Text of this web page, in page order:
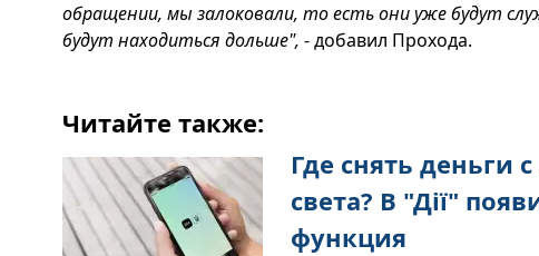
обращении, мы залоковали, то есть они уже будут
будут находиться дольше", - добавил Прохода.
Читайте также:
Где снять деньги
света? В "Дії"
функция